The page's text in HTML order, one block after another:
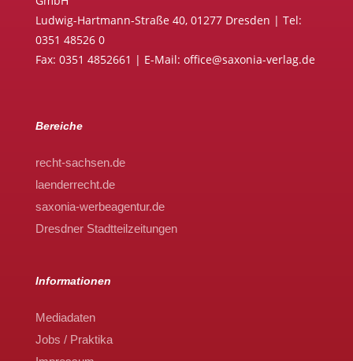
Ludwig-Hartmann-Straße 40, 01277 Dresden | Tel:
0351 48526 0
Fax: 0351 4852661 | E-Mail: office@saxonia-verlag.de
Bereiche
recht-sachsen.de
laenderrecht.de
saxonia-werbeagentur.de
Dresdner Stadtteilzeitungen
Informationen
Mediadaten
Jobs / Praktika